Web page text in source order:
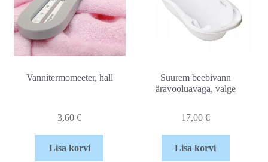
Vannitermomeeter, hall
3,60€
Lisa korvi
Suurem beebivann
äravooluavaga, valge
17,00 €
Lisa korvi